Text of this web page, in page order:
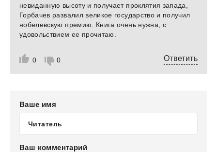
0 0
невиданную высоту и получает проклятия запада,
Горбачев развалил великое государство и получил
нобелевскую премию. Книга очень нужна, с
удовольствием ее прочитаю.
Ответить
Ваше имя
Ваш комментарий